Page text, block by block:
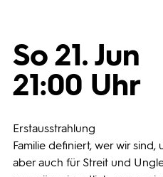
So 21. Jun
21:00 Uhr
Erstausstrahlung
Familie definiert, wer wir
aber auch für Streit und